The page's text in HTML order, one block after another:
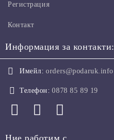
Регистрация
Контакт
Информация за контакти:
Имейл: orders@podaruk.info
Телефон: 0878 85 89 19
Ние работим с